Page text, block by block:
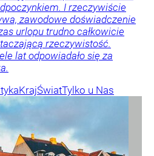
I rzeczywiście
zawodowe doświadczenie
urlopu trudno całkowicie
rzeczywistość.
lat odpowiadało się za
KrajŚwiatTylko u Nas